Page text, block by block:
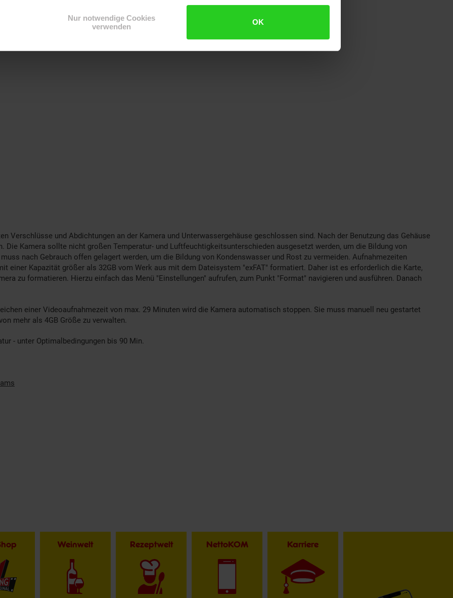
Nur notwendige Cookies
verwenden
OK
Verschlüsse und Abdichtungen an der Kamera und Unterwassergehäuse geschlossen sind. Nach der Benutzung das Gehäuse
Die Kamera sollte nicht großen Temperatur- und Luftfeuchtigkeitsunterschieden ausgesetzt werden, um die Bildung von
nach Gebrauch offen gelagert werden, um die Bildung von Kondenswasser und Rost zu vermeiden. Aufnahmezeiten
einer Kapazität größer als 32GB vom Werk aus mit dem Dateisystem "exFAT" formatiert. Daher ist es erforderlich die Karte,
zu formatieren. Hierzu einfach das Menü "Einstellungen" aufrufen, zum Punkt "Format" navigieren und ausführen. Danach
einer Videoaufnahmezeit von max. 29 Minuten wird die Kamera automatisch stoppen. Sie muss manuell neu gestartet
mehr als 4GB Größe zu verwalten.
- unter Optimalbedingungen bis 90 Min.
Weinwelt Rezeptwelt NettoKOM Karriere